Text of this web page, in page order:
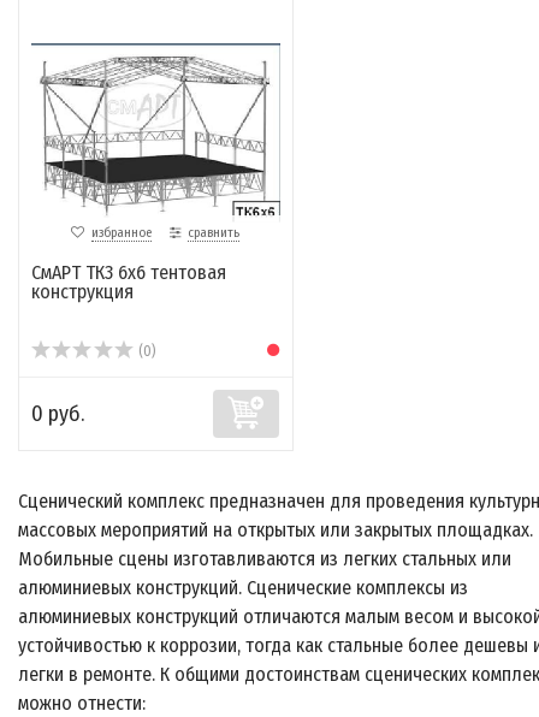
избранное сравнить
СмАРТ ТК3 6х6 тентовая
конструкция
(0)
0 руб.
Сценический комплекс предназначен для проведения
массовых мероприятий на открытых или закрытых площадках.
Мобильные сцены изготавливаются из легких стальных или
алюминиевых конструкций. Сценические комплексы из
алюминиевых конструкций отличаются малым весом и
устойчивостью к коррозии, тогда как стальные более дешевы
легки в ремонте. К общими достоинствам сценических
можно отнести: